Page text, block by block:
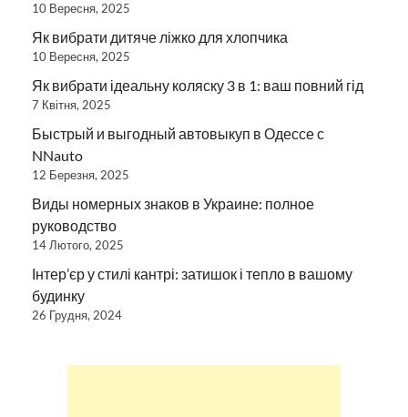
10 Вересня, 2025
Як вибрати дитяче ліжко для хлопчика
10 Вересня, 2025
Як вибрати ідеальну коляску 3 в 1: ваш повний гід
7 Квітня, 2025
Быстрый и выгодный автовыкуп в Одессе с
NNauto
12 Березня, 2025
Виды номерных знаков в Украине: полное
руководство
14 Лютого, 2025
Інтер’єр у стилі кантрі: затишок і тепло в вашому
будинку
26 Грудня, 2024